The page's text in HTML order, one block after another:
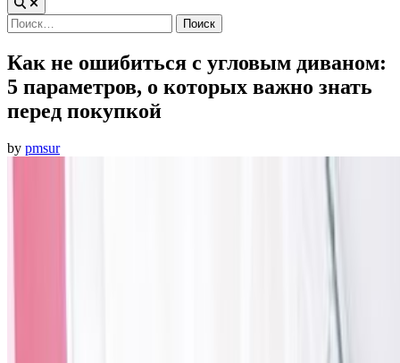
Найти:
Как не ошибиться с угловым диваном:
5 параметров, о которых важно знать
перед покупкой
by pmsur